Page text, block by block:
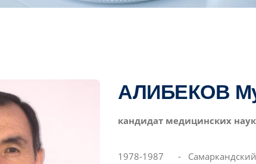
АЛИБЕКОВ
кандидат медицинских
1978-1987 - Самаркандский